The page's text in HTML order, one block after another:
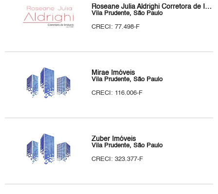
Roseane Julia Aldrighi Corretora de Imóveis
Vila Prudente, São Paulo
CRECI: 77.498-F
Mirae Imóveis
Vila Prudente, São Paulo
CRECI: 116.006-F
Zuber Imóveis
Vila Prudente, São Paulo
CRECI: 323.377-F